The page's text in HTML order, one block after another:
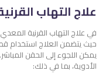
علاج التهاب
في علاج التهاب القرنية
حيث يتضمن العلاج استخدام
يمكن اللجوء إلى الحقن
الأدوية، بما في ذلك: